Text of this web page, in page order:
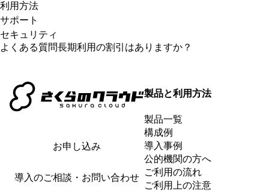
ほかサービスとの違いについて教えてください。
リージョンとゾーンの違いを教えてください。
料金体系について教えてください。
時間割りと日割りについて教えてください。
長期利用の割引はありますか？
利用方法
さくらのクラウドの利用開始方法を教えてください。
電話番号認証に失敗した場合、どうすればよいですか？
会員IDとユーザーの違いは何ですか？
SINETを利用できますか？
サポート
どのようなサポートが受けられますか？
メンテナンスや障害情報の確認方法はありますか？
導入前に相談はできますか？
セキュリティ
セキュリティの取り組みについて教えてください。
さくらのクラウド
よくある質問長期利用の割引はありますか？
お申し込み
導入のご相談・お問い合わせ
製品と利用方法
製品一覧
構成例
導入事例
公的機関の方へ
ご利用の流れ
ご利用上の注意